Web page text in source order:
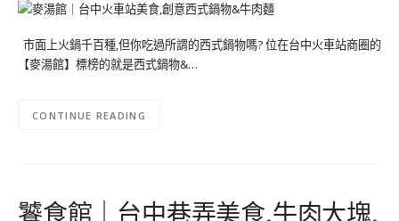
市面上火鍋千百種,但你吃過所謂的西式鍋物嗎? 位在台中火車站商圈的
【麥湯館】標榜的就是西式鍋物&…
CONTINUE READING
饕食館｜台中巷弄美食,牛肉大塊,